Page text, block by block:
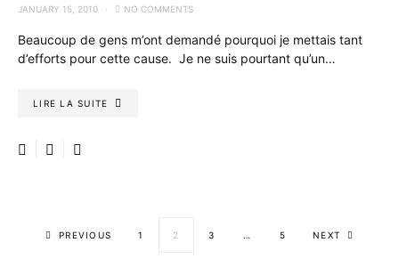
JANUARY 15, 2010 NO COMMENTS
Beaucoup de gens m’ont demandé pourquoi je mettais tant
d’efforts pour cette cause. Je ne suis pourtant qu’un…
LIRE LA SUITE
Posts
PREVIOUS 1 2 3 … 5 NEXT